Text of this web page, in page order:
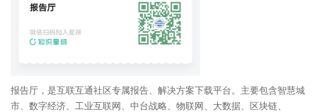
报告厅，是互联互通社区专属报告、解决方案下载平台。主要包含智慧城
市、数字经济、工业互联网、中台战略、物联网、大数据、区块链、